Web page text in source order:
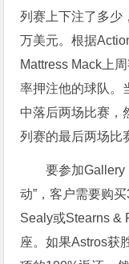
列赛上下注了多少
万美元。根据
Mattress Mack上
率押注他的球队。
中落后两场比赛，
列赛的最后两场比
要参加Gallery
动”，客户需要购
Sealy或Stearns &
座。如果Astros获